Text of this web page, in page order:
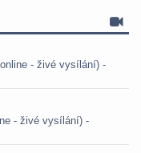
- živé vysílání) -
- živé vysílání) -